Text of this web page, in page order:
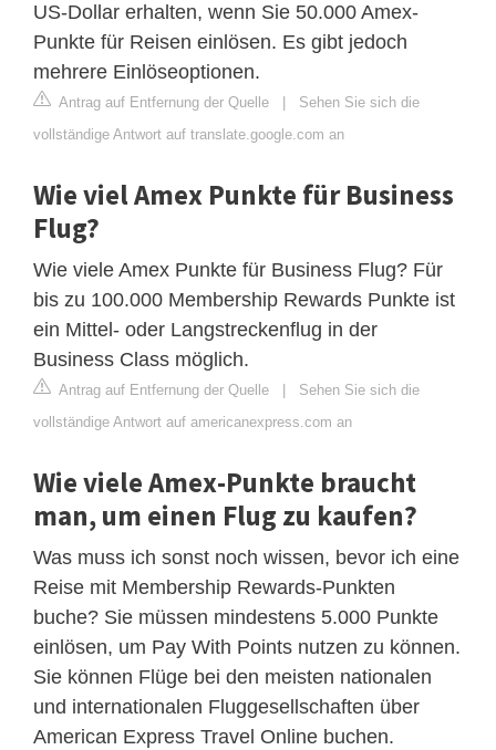
US-Dollar erhalten, wenn Sie 50.000 Amex-
Punkte für Reisen einlösen. Es gibt jedoch
mehrere Einlöseoptionen.
Antrag auf Entfernung der Quelle | Sehen Sie sich die
vollständige Antwort auf translate.google.com an
Wie viel Amex Punkte für Business
Flug?
Wie viele Amex Punkte für Business Flug? Für
bis zu 100.000 Membership Rewards Punkte ist
ein Mittel- oder Langstreckenflug in der
Business Class möglich.
Antrag auf Entfernung der Quelle | Sehen Sie sich die
vollständige Antwort auf americanexpress.com an
Wie viele Amex-Punkte braucht
man, um einen Flug zu kaufen?
Was muss ich sonst noch wissen, bevor ich eine
Reise mit Membership Rewards-Punkten
buche? Sie müssen mindestens 5.000 Punkte
einlösen, um Pay With Points nutzen zu können.
Sie können Flüge bei den meisten nationalen
und internationalen Fluggesellschaften über
American Express Travel Online buchen.